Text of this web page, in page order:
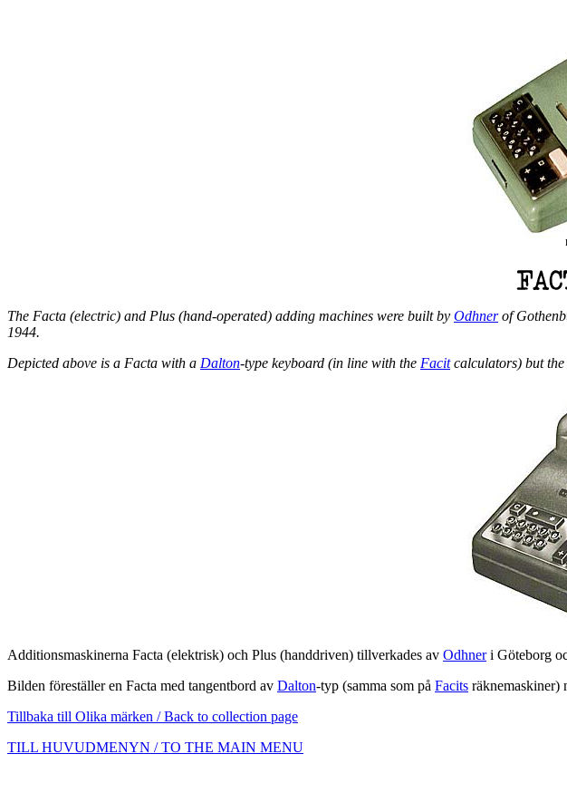
The Facta (electric) and Plus (hand-operated) adding machines were built by Odhnerof
1944.
Depicted above is a Facta with a Dalton-type keyboard (in line with the Facitcalculators) but the
Additionsmaskinerna Facta (elektrisk) och Plus (handdriven) tillverkades av Odhneri Göteborg
Bilden föreställer en Facta med tangentbord av Dalton-typ (samma som på Facits räknemaskiner)
Tillbaka till Olika märken / Back to collection page
TILL HUVUDMENYN / TO THE MAIN MENU